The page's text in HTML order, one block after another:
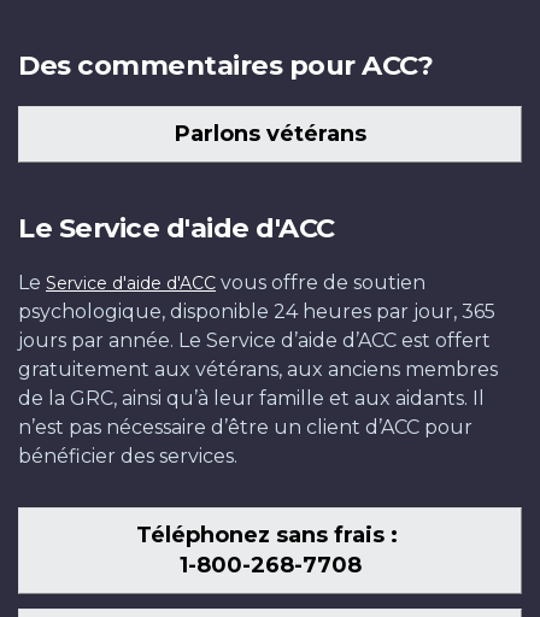
Des commentaires pour ACC?
Parlons vétérans
Le Service d'aide d'ACC
Le Service d'aide d'ACC vous offre de soutien
psychologique, disponible 24 heures par jour, 365
jours par année. Le Service d’aide d’ACC est offert
gratuitement aux vétérans, aux anciens membres
de la GRC, ainsi qu’à leur famille et aux aidants. Il
n’est pas nécessaire d’être un client d’ACC pour
bénéficier des services.
Téléphonez sans frais :
1-800-268-7708